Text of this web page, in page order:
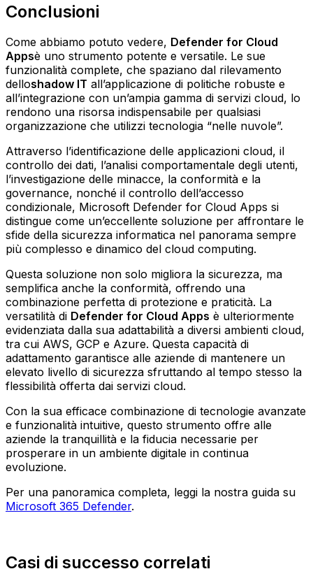
Conclusioni
Come abbiamo potuto vedere, Defender for Cloud
Appsè uno strumento potente e versatile. Le sue
funzionalità complete, che spaziano dal rilevamento
delloshadow IT all’applicazione di politiche robuste e
all’integrazione con un’ampia gamma di servizi cloud, lo
rendono una risorsa indispensabile per qualsiasi
organizzazione che utilizzi tecnologia “nelle nuvole”.
Attraverso l’identificazione delle applicazioni cloud, il
controllo dei dati, l’analisi comportamentale degli utenti,
l’investigazione delle minacce, la conformità e la
governance, nonché il controllo dell’accesso
condizionale, Microsoft Defender for Cloud Apps si
distingue come un’eccellente soluzione per affrontare le
sfide della sicurezza informatica nel panorama sempre
più complesso e dinamico del cloud computing.
Questa soluzione non solo migliora la sicurezza, ma
semplifica anche la conformità, offrendo una
combinazione perfetta di protezione e praticità. La
versatilità di Defender for Cloud Apps è ulteriormente
evidenziata dalla sua adattabilità a diversi ambienti cloud,
tra cui AWS, GCP e Azure. Questa capacità di
adattamento garantisce alle aziende di mantenere un
elevato livello di sicurezza sfruttando al tempo stesso la
flessibilità offerta dai servizi cloud.
Con la sua efficace combinazione di tecnologie avanzate
e funzionalità intuitive, questo strumento offre alle
aziende la tranquillità e la fiducia necessarie per
prosperare in un ambiente digitale in continua
evoluzione.
Per una panoramica completa, leggi la nostra guida su
Microsoft 365 Defender.
Casi di successo correlati